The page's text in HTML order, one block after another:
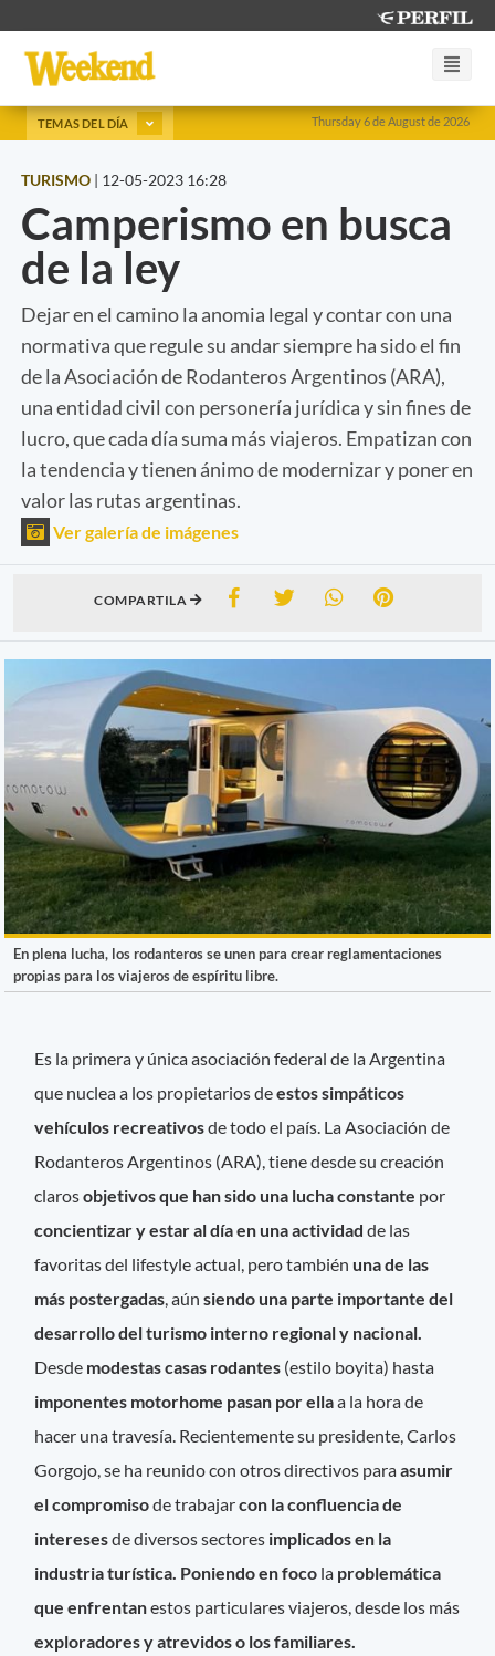
Thursday 6 de August de 2026
TEMAS DEL DÍA
TURISMO | 12-05-2023 16:28
Camperismo en busca
de la ley
Dejar en el camino la anomia legal y contar con una
normativa que regule su andar siempre ha sido el fin
de la Asociación de Rodanteros Argentinos (ARA),
una entidad civil con personería jurídica y sin fines de
lucro, que cada día suma más viajeros. Empatizan con
la tendencia y tienen ánimo de modernizar y poner en
valor las rutas argentinas.
Ver galería de imágenes
COMPARTILA
En plena lucha, los rodanteros se unen para crear reglamentaciones
propias para los viajeros de espíritu libre.
Es la primera y única asociación federal de la Argentina
que nuclea a los propietarios deestos simpáticos
vehículos recreativosde todo el país. La Asociación de
Rodanteros Argentinos (ARA), tiene desde su creación
clarosobjetivos que han sido una lucha constante por
concientizar y estar al día en una actividad de las
favoritas del lifestyle actual, pero también una de las
más postergadas , aúnsiendo una parte importante del
desarrollo del turismo interno regional y nacional.
Desde modestas casas rodantes (estilo boyita) hasta
imponentes motorhome pasan por ellaa la hora de
hacer una travesía. Recientemente su presidente, Carlos
Gorgojo, se ha reunido con otros directivos paraasumir
el compromisode trabajarcon la confluencia de
interesesde diversos sectores implicados en la
industria turística. Poniendo en foco la problemática
que enfrentanestos particulares viajeros, desde los más
exploradores y atrevidos o los familiares.